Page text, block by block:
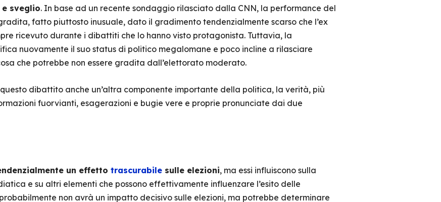
sveglio. In base ad un recente sondaggio rilasciato dalla CNN, la performance del
fatto piuttosto inusuale, dato il gradimento tendenzialmente scarso che l’ex
ricevuto durante i dibattiti che lo hanno visto protagonista. Tuttavia, la
nuovamente il suo status di politico megalomane e poco incline a rilasciare
che potrebbe non essere gradita dall’elettorato moderato.
dibattito anche un’altra componente importante della politica, la verità, più
fuorvianti, esagerazioni e bugie vere e proprie pronunciate dai due
un effetto trascurabilesulle elezioni, ma essi influiscono sulla
e su altri elementi che possono effettivamente influenzare l’esito delle
non avrà un impatto decisivo sulle elezioni, ma potrebbe determinare